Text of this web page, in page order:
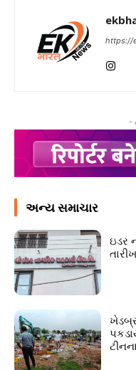
https://
-
અન્ય સમાચાર
ઇડર